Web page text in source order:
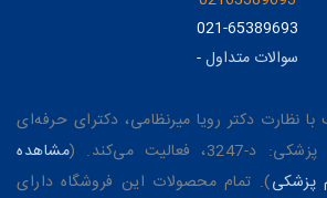
021-65389693
سوالات متداول-
با نظارت دکتر رویا میرنظامی، دکترای حرفه‌ای
فعالیت می‌کند. (
مشاهده
پزشکی). تمام محصولات این فروشگاه دارای